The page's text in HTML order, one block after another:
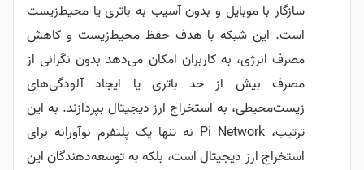
سازگار با موبایل و بدون آسیب به باتری یا محیط‌زیست
است. این شبکه با هدف حفظ محیط‌زیست و کاهش
مصرف انرژی، به کاربران امکان می‌دهد بدون نگرانی از
مصرف بیش از حد باتری یا ایجاد آلودگی‌های
زیست‌محیطی، به استخراج ارز دیجیتال بپردازند. به این
ترتیب، Pi Network نه تنها یک پلتفرم نوآورانه برای
استخراج ارز دیجیتال است، بلکه به توسعه‌دهندگان این